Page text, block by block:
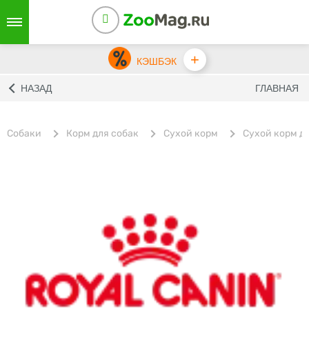
КЭШБЭК +
НАЗАД ГЛАВНАЯ
Собаки Корм для собак Сухой корм Cухой корм